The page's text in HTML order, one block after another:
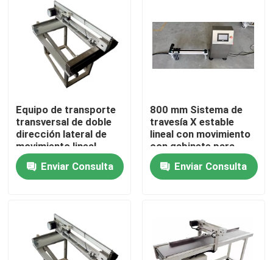
En casa.
Productos
Sobre nosotros
Equipo de transporte
transversal de doble
dirección lateral de
movimiento lineal
Enviar Consulta
800 mm Sistema de
travesía X estable
lineal con movimiento
con gabinete para
codificación de
fechasEnviar Consulta